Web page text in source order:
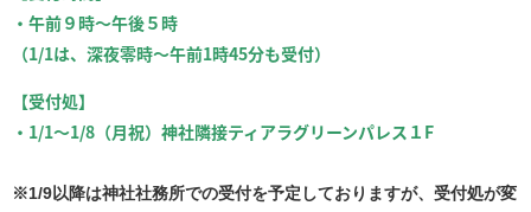
・午前９時～午後５時
（1/1は、深夜零時～午前1時45分も受付）
【受付処】
・1/1～1/8（月祝）神社隣接ティアラグリーンパレス１F
※1/9以降は神社社務所での受付を予定しておりますが、受付処が変